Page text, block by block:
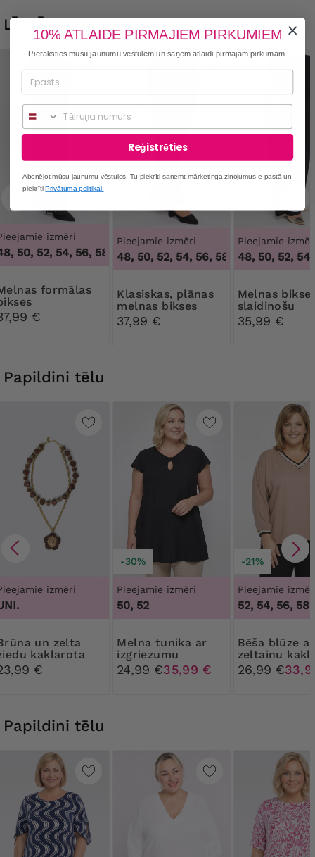
LĪDZĪGAS BIKSES:
izmēri
50, 52, 54, 56, 58, 60, 62, 64,46, 48, 50, 52, 54, 56, 58,
€
Pieejamie izmēri
46, 48, 50, 52, 54, 56, 58, 60, 62, 64,46,
Klasiskas, plānas
melnas bikses
37,99 €
Pieejamie
46, 48, 50, 52, 54,
Melnas bikses ar
slaidinošu
jostasvietu
35,99 €
Papildini tēlu
izmēri
kaklarota
€
-30%
Pieejamie izmēri
50, 52
Melna tunika ar
izgriezumu
24,99 €35,99 €
-21%
Pieejamie
52, 54, 56, 58
Bēša blūze ar
zeltainu
izgriezumu
26,99 €
Papildini tēlu
10% ATLAIDE PIRMAJIEM PIRKUMIEM
Pieraksties mūsu jaunumu vēstulēm un saņem atlaidi pirmajam pirkumam.
Reģistrēties
Abonējot mūsu jaunumu vēstules, Tu piekrīti saņemt mārketinga ziņojumus e-pastā un
piekrītiPrivātuma politikai.